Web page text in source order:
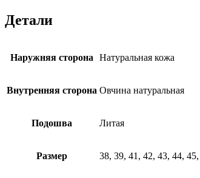
Детали
Наружняя сторона Натуральная кожа
Внутренняя сторона Овчина натуральная
Подошва Литая
Размер 38, 39, 41, 42, 43, 44,